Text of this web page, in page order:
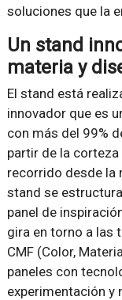
soluciones que la
Un stand
materia y
El stand está
innovador que es
con más del 99%
partir de la
recorrido desde la
stand se
panel de
gira en torno a las
CMF (Color,
paneles con
experimentación y